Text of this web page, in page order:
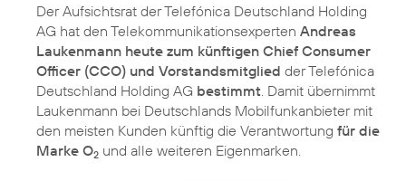
Der Aufsichtsrat der Telefónica Deutschland Holding
AG hat den Telekommunikationsexperten Andreas
Laukenmann heute zum künftigen Chief Consumer
Officer (CCO) und Vorstandsmitglied der Telefónica
Deutschland Holding AG bestimmt . Damit übernimmt
Laukenmann bei Deutschlands Mobilfunkanbieter mit
den meisten Kunden künftig die Verantwortung für die
Marke O2 und alle weiteren Eigenmarken.